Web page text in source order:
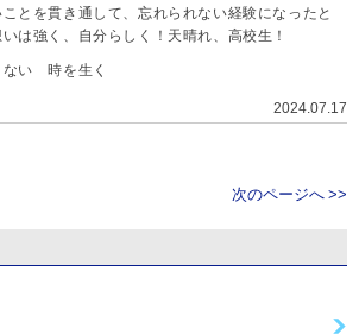
とを貫き通して、忘れられない経験になったと
は強く、自分らしく！天晴れ、高校生！
い 時を生く
2024.07.17
次のページへ >>